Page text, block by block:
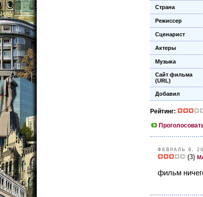
Страна
Режиссер
Сценарист
Актеры
Музыка
Сайт фильма
(URL)
Добавил
Рейтинг:
ФЕВРАЛЬ 9,
(3)
фильм